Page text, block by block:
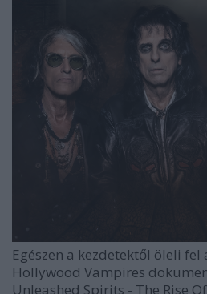
Egészen a kezdetektől öleli
Hollywood Vampires
Unleashed Spirits - The Rise